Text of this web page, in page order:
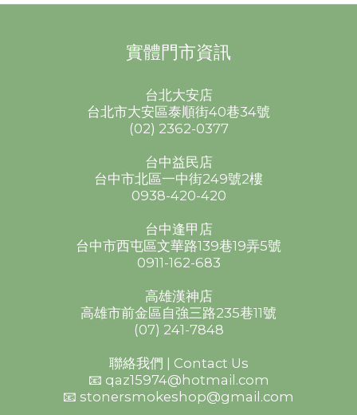
實體門市資訊
台北大安店
台北市大安區泰順街40巷34號
(02) 2362-0377
台中益民店
台中市北區一中街249號2樓
0938-420-420
台中逢甲店
台中市西屯區文華路139巷19弄5號
0911-162-683
高雄漢神店
高雄市前金區自強三路235巷11號
(07) 241-7848
聯絡我們 | Contact Us
📧 qaz15974@hotmail.com
📧 stonersmokeshop@gmail.com